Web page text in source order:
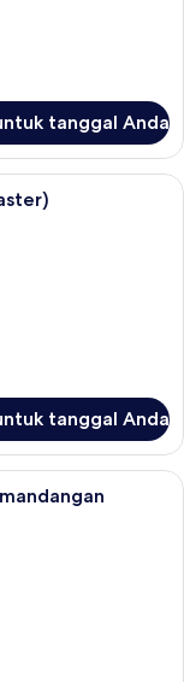
tanggal Anda
brankas, meja
tanggal Anda
1 Tempat Tidur